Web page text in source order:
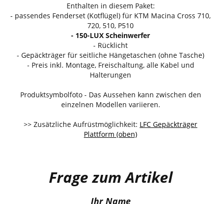
Enthalten in diesem Paket:
- passendes Fenderset (Kotflügel) für KTM Macina Cross 710,
720, 510, P510
- 150-LUX Scheinwerfer
- Rücklicht
- Gepäckträger für seitliche Hängetaschen (ohne Tasche)
- Preis inkl. Montage, Freischaltung, alle Kabel und
Halterungen
Produktsymbolfoto - Das Aussehen kann zwischen den
einzelnen Modellen variieren.
>> Zusätzliche Aufrüstmöglichkeit: LFC Gepäckträger
Plattform (oben)
Frage zum Artikel
Ihr Name